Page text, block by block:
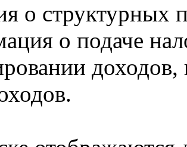
о структурных
о подаче
доходов,